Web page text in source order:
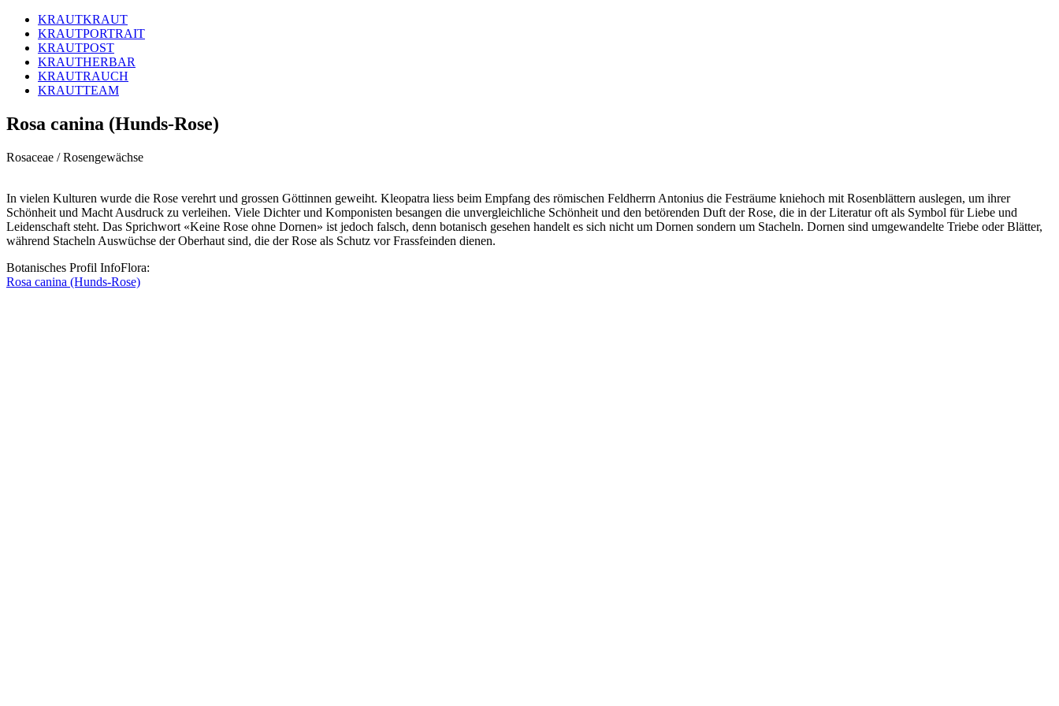
KRAUTKRAUT
KRAUTPORTRAIT
KRAUTPOST
KRAUTHERBAR
KRAUTRAUCH
KRAUTTEAM
Rosa canina (Hunds-Rose)
Rosaceae / Rosengewächse
In vielen Kulturen wurde die Rose verehrt und grossen Göttinnen geweiht. Kleopatra liess beim Empfang des römischen Feldherrn Antonius die Festräume kniehoch mit Rosenblättern auslegen, um ihrer
Schönheit und Macht Ausdruck zu verleihen. Viele Dichter und Komponisten besangen die unvergleichliche Schönheit und den betörenden Duft der Rose, die in der Literatur oft als Symbol für Liebe und
Leidenschaft steht. Das Sprichwort «Keine Rose ohne Dornen» ist jedoch falsch, denn botanisch gesehen handelt es sich nicht um Dornen sondern um Stacheln. Dornen sind umgewandelte Triebe oder Blätter,
während Stacheln Auswüchse der Oberhaut sind, die der Rose als Schutz vor Frassfeinden dienen.
Botanisches Profil InfoFlora:
Rosa canina (Hunds-Rose)